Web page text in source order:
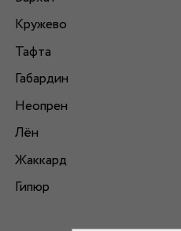
Кружево
Тафта
Габардин
Неопрен
Лён
Жаккард
Гипюр